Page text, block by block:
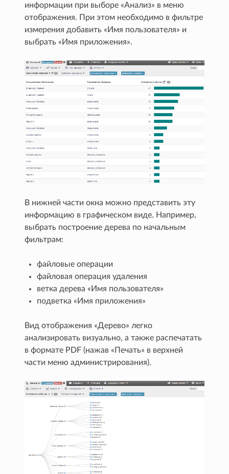
информации при выборе «Анализ» в меню
отображения. При этом необходимо в фильтре
измерения добавить «Имя пользователя» и
выбрать «Имя приложения».
В нижней части окна можно представить эту
информацию в графическом виде. Например,
выбрать построение дерева по начальным
фильтрам:
файловые операции
файловая операция удаления
ветка дерева «Имя пользователя»
подветка «Имя приложения»
Вид отображения «Дерево» легко
анализировать визуально, а также распечатать
в формате PDF (нажав «Печать» в верхней
части меню администрирования).